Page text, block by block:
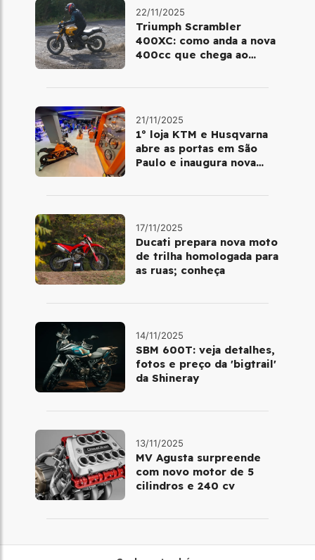
22/11/2025
Triumph Scrambler
400XC: como anda a nova
400cc que chega ao
21/11/2025
1º loja KTM e Husqvarna
abre as portas em São
Paulo e inaugura nova
17/11/2025
Ducati prepara nova moto
de trilha homologada para
as ruas; conheça
14/11/2025
SBM 600T: veja detalhes,
fotos e preço da 'bigtrail'
da Shineray
13/11/2025
MV Agusta surpreende
com novo motor de 5
cilindros e 240 cv